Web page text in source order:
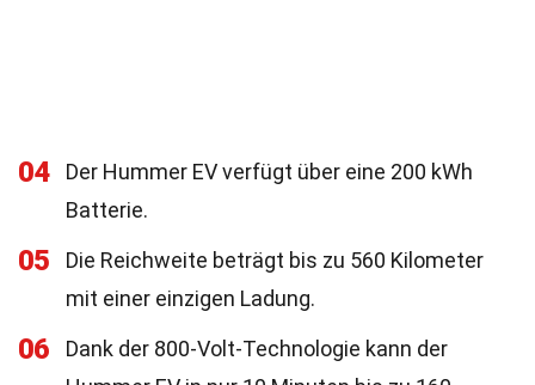
04
Der Hummer EV verfügt über eine 200 kWh
Batterie.
05
Die Reichweite beträgt bis zu 560 Kilometer
mit einer einzigen Ladung.
06
Dank der 800-Volt-Technologie kann der